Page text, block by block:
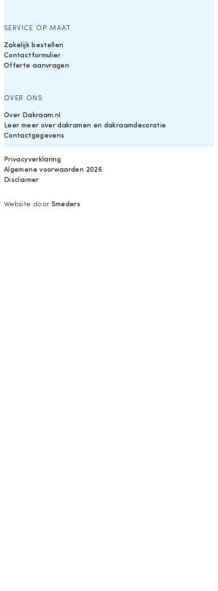
SERVICE OP MAAT
Zakelijk bestellen
Contactformulier
Offerte aanvragen
OVER ONS
Over Dakraam.nl
Leer meer over dakramen en dakraamdecoratie
Contactgegevens
Privacyverklaring
Algemene voorwaarden 2026
Disclaimer
Website door Smeders